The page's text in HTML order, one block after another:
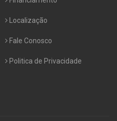
Localização
Fale Conosco
Politica de Privacidade